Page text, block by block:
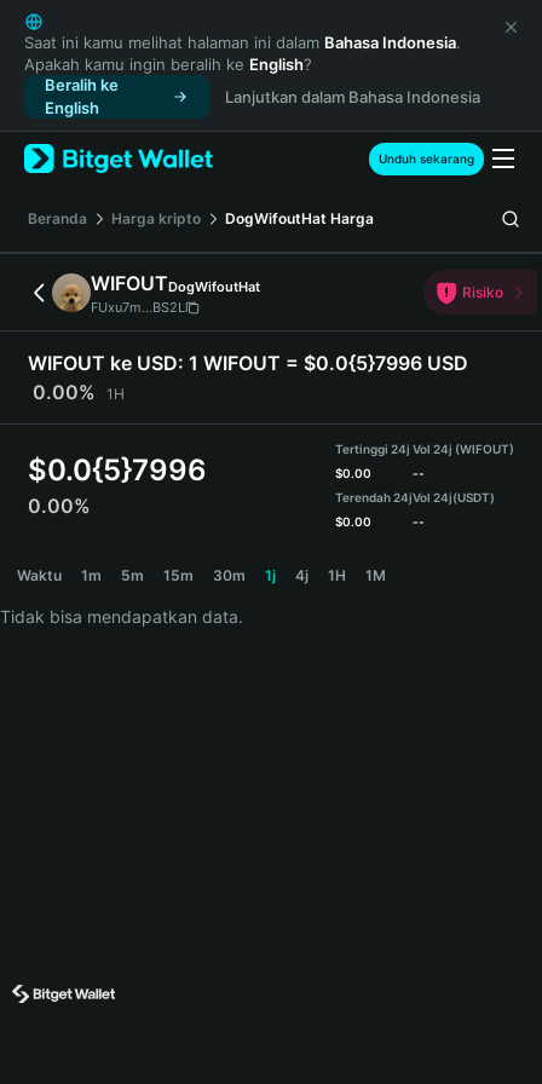
English
日本語
Tiếng Việt
Русский
Español (Latinoamérica)
Türkçe
Français
Deutsch
简体中文
繁體中文
Português (Portugal)
Bahasa Indonesia
ภาษาไทย
हिन्दी
Español
Português (Brasil)
Saat ini kamu melihat halaman ini dalam Bahasa Indonesia.
Apakah kamu ingin beralih ke English?
Beralih ke
English
Lanjutkan dalam Bahasa Indonesia
Unduh sekarang
Beranda Harga kripto DogWifoutHat Harga
WIFOUTDogWifoutHat
FUxu7m...BS2L
Risiko
WIFOUT ke USD: 1 WIFOUT = $0.0{5}7996 USD
0.00%
1H
$0.0{5}7996
0.00%
Tertinggi 24j
$0.00
Terendah 24j
$0.00
Vol 24j (WIFOUT)
--
Vol 24j(USDT)
--
Waktu 1m 5m 15m 30m 1j 4j 1H 1M
Tidak bisa mendapatkan data.